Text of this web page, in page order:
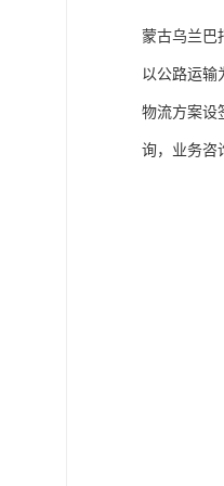
蒙古乌兰巴
以公路运输
物流方案设
询，业务咨